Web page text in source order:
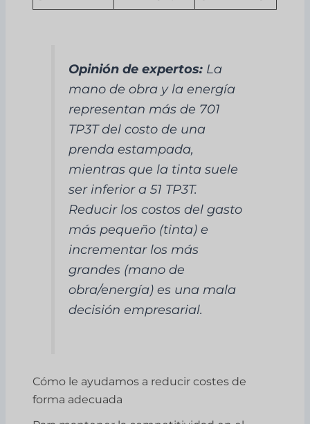
Opinión de expertos:La
mano de obra y la energía
representan más de 701
TP3T del costo de una
prenda estampada,
mientras que la tinta suele
ser inferior a 51 TP3T.
Reducir los costos del gasto
más pequeño (tinta) e
incrementar los más
grandes (mano de
obra/energía) es una mala
decisión empresarial.
Cómo le ayudamos a reducir costes de
forma adecuada